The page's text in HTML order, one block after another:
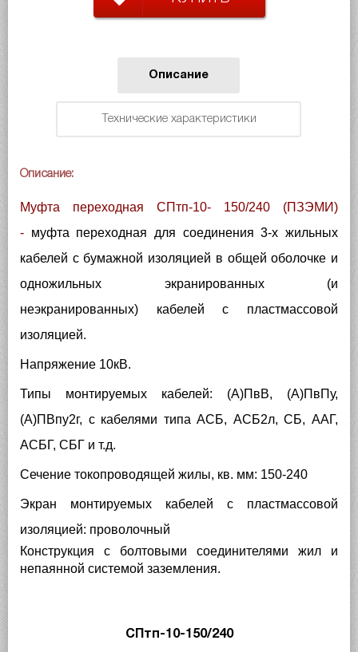
Описание
Технические характеристики
Описание:
Муфта переходная СПтп-10- 150/240 (ПЗЭМИ)
- муфта переходная для соединения 3-х жильных
кабелей с бумажной изоляцией в общей оболочке и
одножильных экранированных (и
неэкранированных) кабелей с пластмассовой
изоляцией.
Напряжение 10кВ.
Типы монтируемых кабелей: (А)ПвВ, (А)ПвПу,
(А)ПВпу2г, с кабелями типа АСБ, АСБ2л, СБ, ААГ,
АСБГ, СБГ и т.д.
Сечение токопроводящей жилы, кв. мм: 150-240
Экран монтируемых кабелей с пластмассовой
изоляцией: проволочный
Конструкция с болтовыми соединителями жил и
непаянной системой заземления.
СПтп-10-150/240